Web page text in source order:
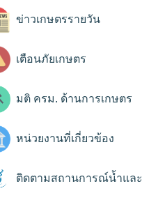
ข่าวเกษตรรายวัน
เตือนภัยเกษตร
มติ ครม. ด้านการเกษตร
หน่วยงานที่เกี่ยวข้อง
ติดตามสถานการณ์น้ำและ